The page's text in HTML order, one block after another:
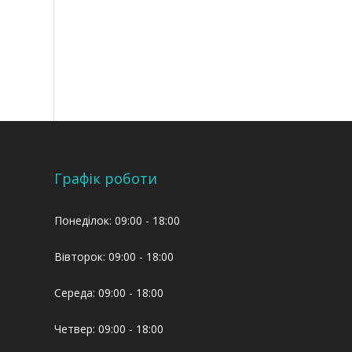
Графік роботи
Понеділок: 09:00 - 18:00
Вівторок: 09:00 - 18:00
Середа: 09:00 - 18:00
Четвер: 09:00 - 18:00